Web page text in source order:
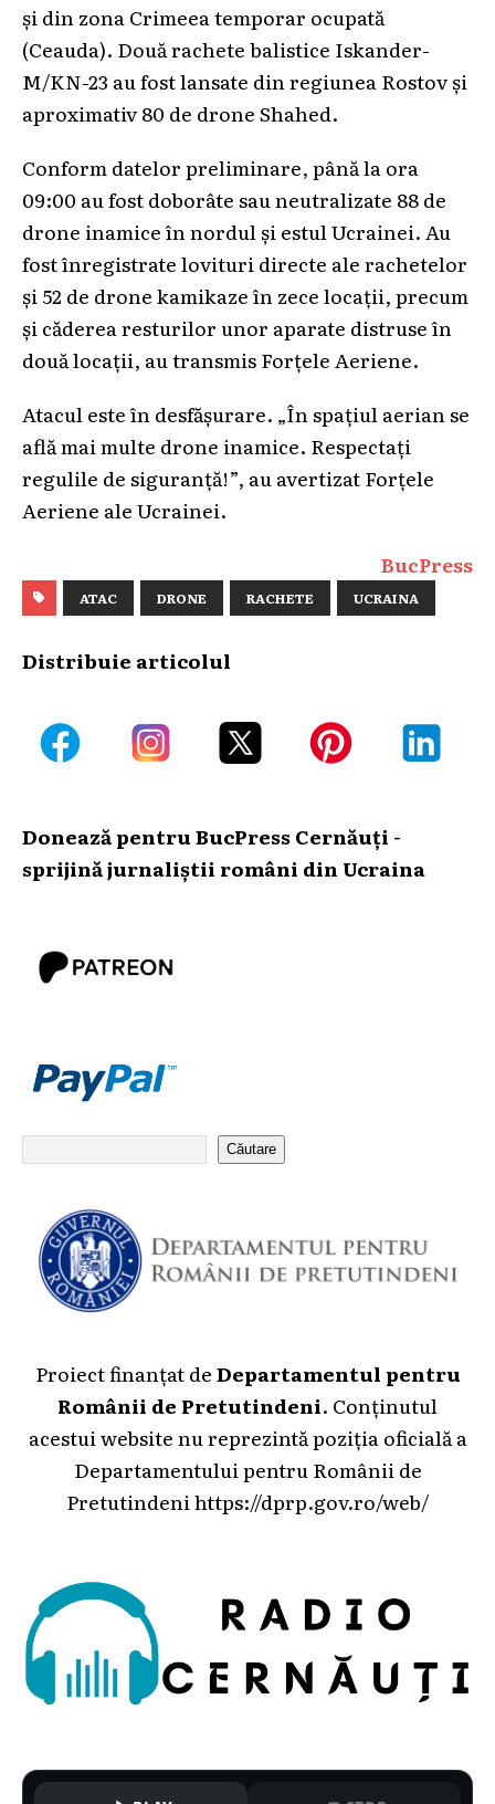
și din zona Crimeea temporar ocupată
(Ceauda). Două rachete balistice Iskander-
M/KN-23 au fost lansate din regiunea Rostov și
aproximativ 80 de drone Shahed.
Conform datelor preliminare, până la ora
09:00 au fost doborâte sau neutralizate 88 de
drone inamice în nordul și estul Ucrainei. Au
fost înregistrate lovituri directe ale rachetelor
și 52 de drone kamikaze în zece locații, precum
și căderea resturilor unor aparate distruse în
două locații, au transmis Forțele Aeriene.
Atacul este în desfășurare. „În spațiul aerian se
află mai multe drone inamice. Respectați
regulile de siguranță!”, au avertizat Forțele
Aeriene ale Ucrainei.
BucPress
ATAC DRONE RACHETE UCRAINA
Distribuie articolul
Donează pentru BucPress Cernăuți -
sprijină jurnaliștii români din Ucraina
Căutare
Proiect finanțat deDepartamentul pentru
Românii de Pretutindeni. Conținutul
acestui website nu reprezintă poziția oficială a
Departamentului pentru Românii de
Pretutindeni https://dprp.gov.ro/web/